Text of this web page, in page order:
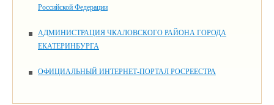
Российской Федерации
АДМИНИСТРАЦИЯ ЧКАЛОВСКОГО РАЙОНА ГОРОДА
ЕКАТЕРИНБУРГА
ОФИЦИАЛЬНЫЙ ИНТЕРНЕТ-ПОРТАЛ РОСРЕЕСТРА